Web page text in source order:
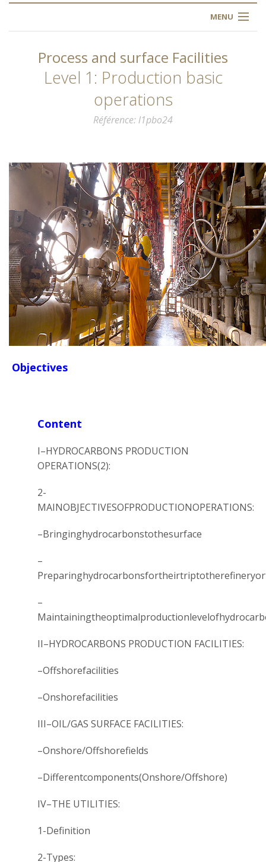
MENU
À PROPOS
INSCRIPTION
CONTACT
ARTICLES
Process and surface Facilities
Level 1: Production basic
operations
Référence l1pbo24
Objectives
Content
I–HYDROCARBONS PRODUCTION
OPERATIONS(2):
2-
MAINOBJECTIVESOFPRODUCTIONOPERATIONS:
–Bringinghydrocarbonstothesurface
–
–
II–HYDROCARBONS PRODUCTION FACILITIES:
–Offshorefacilities
–Onshorefacilities
III–OIL/GAS SURFACE FACILITIES:
–Onshore/Offshorefields
–Differentcomponents(Onshore/Offshore)
IV–THE UTILITIES:
1-Definition
2-Types: